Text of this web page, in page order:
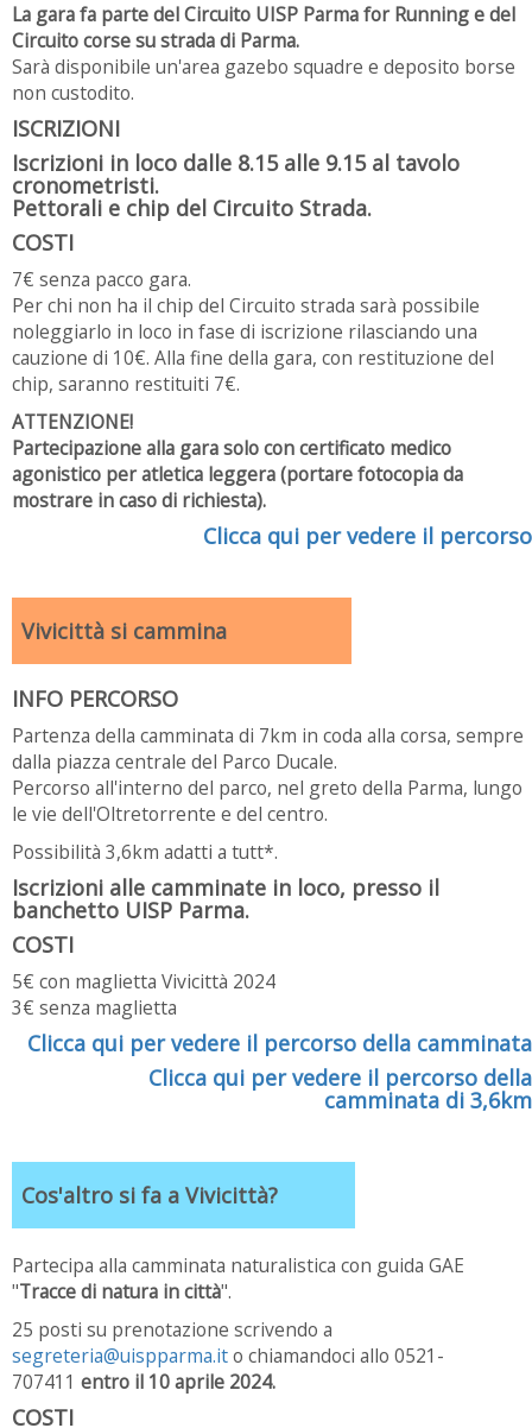
La gara fa parte del Circuito UISP Parma for Running e del
Circuito corse su strada di Parma.
Sarà disponibile un'area gazebo squadre e deposito borse
non custodito.
ISCRIZIONI
Iscrizioni in loco dalle 8.15 alle 9.15 al tavolo
cronometristi.
Pettorali e chip del Circuito Strada.
COSTI
7€ senza pacco gara.
Per chi non ha il chip del Circuito strada sarà possibile
noleggiarlo in loco in fase di iscrizione rilasciando una
cauzione di 10€. Alla fine della gara, con restituzione del
chip, saranno restituiti 7€.
ATTENZIONE!
Partecipazione alla gara solo con certificato medico
agonistico per atletica leggera (portare fotocopia da
mostrare in caso di richiesta).
Clicca qui per vedere il percorso
Vivicittà si cammina
INFO PERCORSO
Partenza della camminata di 7km in coda alla corsa, sempre
dalla piazza centrale del Parco Ducale.
Percorso all'interno del parco, nel greto della Parma, lungo
le vie dell'Oltretorrente e del centro.
Possibilità 3,6km adatti a tutt*.
Iscrizioni alle camminate in loco, presso il
banchetto UISP Parma.
COSTI
5€ con maglietta Vivicittà 2024
3€ senza maglietta
Clicca qui per vedere il percorso della camminata
Clicca qui per vedere il percorso della
camminata di 3,6km
Cos'altro si fa a Vivicittà?
Partecipa alla camminata naturalistica con guida GAE
"Tracce di natura in città".
25 posti su prenotazione scrivendo a
segreteria@uispparma.ito chiamandoci allo 0521-
707411 entro il 10 aprile 2024.
COSTI